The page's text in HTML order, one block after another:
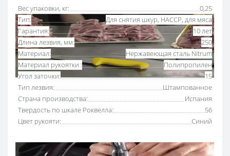
Вес упаковки, кг:
0,25
Тип:
Для снятия шкур, HACCP, для мяса
Гарантия:
10 лет
Длина лезвия, мм:
250
Материал:
Нержавеющая сталь Nitrum
Материал рукоятки :
Полипропилен
Угол заточки:
15
Тип лезвия:
Штампованное
Страна производства:
Испания
Твердость по шкале Роквелла:
56
Цвет рукояти:
Синий